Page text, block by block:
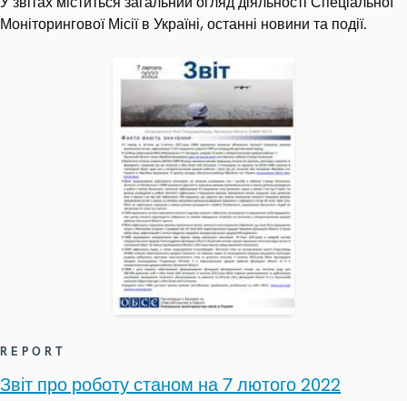
Моніторингової Місії в Україні, останні новини та події.
REPORT
Звіт про роботу станом на 7 лютого 2022